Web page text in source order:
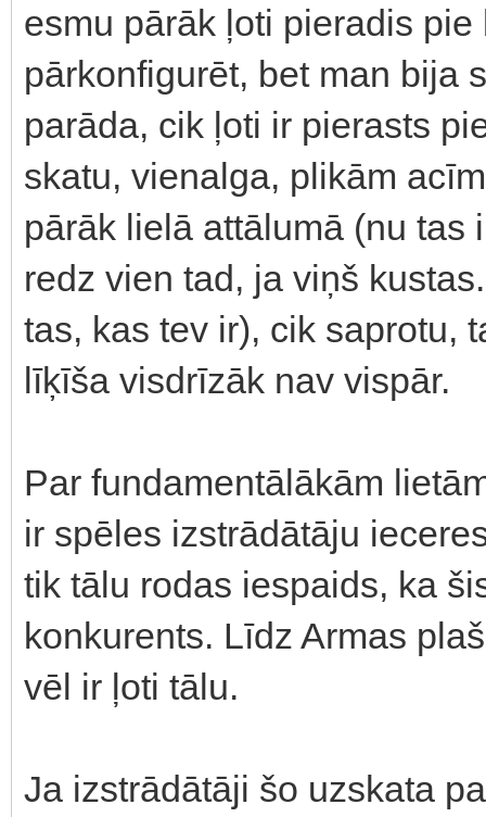
esmu pārāk ļoti pieradis
pārkonfigurēt, bet man bija
parāda, cik ļoti ir pierasts
skatu, vienalga, plikām
pārāk lielā attālumā (nu tas
redz vien tad, ja viņš
tas, kas tev ir), cik saprotu,
līķīša visdrīzāk nav vispār.
Par fundamentālākām
ir spēles izstrādātāju
tik tālu rodas iespaids, ka
konkurents. Līdz Armas
vēl ir ļoti tālu.
Ja izstrādātāji šo uzskata